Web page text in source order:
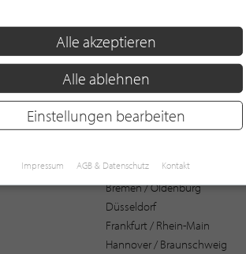
Bochum
Bremen / Oldenburg
Düsseldorf
Frankfurt / Rhein-Main
Hannover / Braunschweig
Alle akzeptieren
Alle ablehnen
Einstellungen bearbeiten
Impressum AGB & Datenschutz Kontakt